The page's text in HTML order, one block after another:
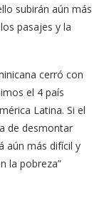
subirán aún más
pasajes y la
cerró con
el 4 país
Latina. Si el
de desmontar
aún más difícil y
la pobreza”